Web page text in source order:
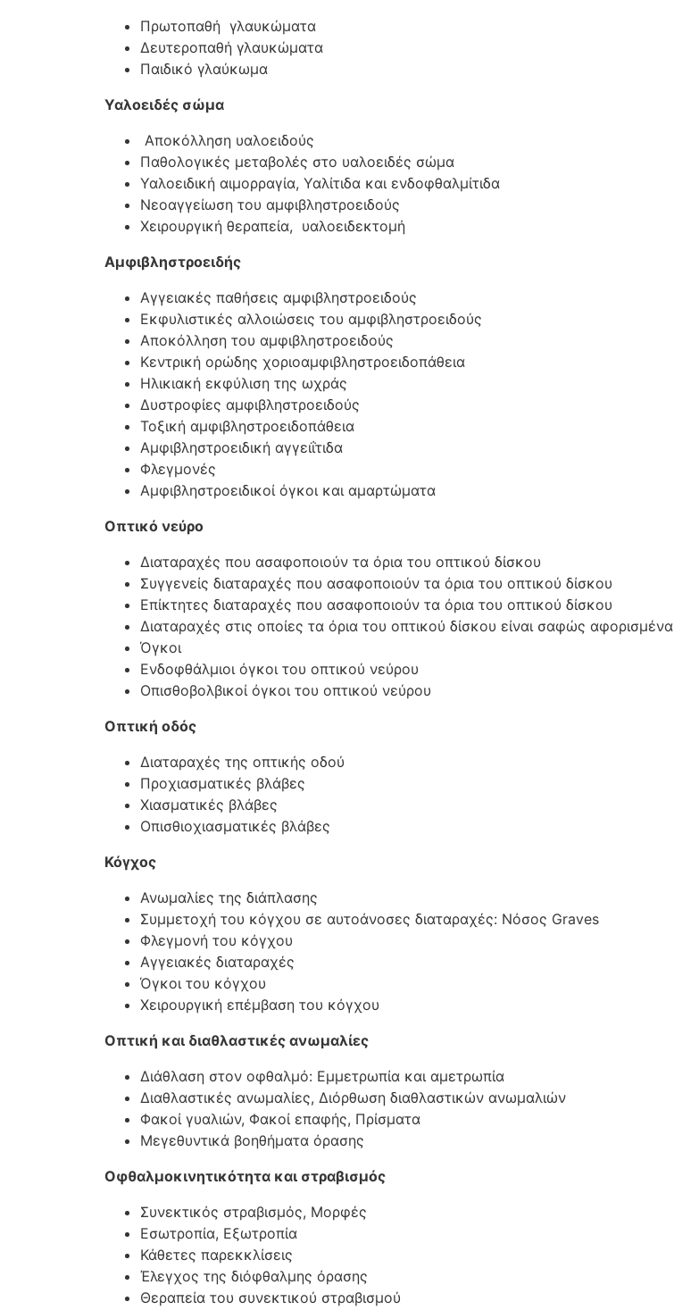
Πρωτοπαθή γλαυκώματα
Δευτεροπαθή γλαυκώματα
Παιδικό γλαύκωμα
Υαλοειδές σώμα
Αποκόλληση υαλοειδούς
Παθολογικές μεταβολές στο υαλοειδές σώμα
Υαλοειδική αιμορραγία, Υαλίτιδα και ενδοφθαλμίτιδα
Νεοαγγείωση του αμφιβληστροειδούς
Χειρουργική θεραπεία, υαλοειδεκτομή
Αμφιβληστροειδής
Αγγειακές παθήσεις αμφιβληστροειδούς
Εκφυλιστικές αλλοιώσεις του αμφιβληστροειδούς
Αποκόλληση του αμφιβληστροειδούς
Κεντρική ορώδης χοριοαμφιβληστροειδοπάθεια
Ηλικιακή εκφύλιση της ωχράς
Δυστροφίες αμφιβληστροειδούς
Τοξική αμφιβληστροειδοπάθεια
Αμφιβληστροειδική αγγειΐτιδα
Φλεγμονές
Αμφιβληστροειδικοί όγκοι και αμαρτώματα
Οπτικό νεύρο
Διαταραχές που ασαφοποιούν τα όρια του οπτικού δίσκου
Συγγενείς διαταραχές που ασαφοποιούν τα όρια του οπτικού δίσκου
Επίκτητες διαταραχές που ασαφοποιούν τα όρια του οπτικού δίσκου
Διαταραχές στις οποίες τα όρια του οπτικού δίσκου είναι σαφώς αφορισμένα
Όγκοι
Ενδοφθάλμιοι όγκοι του οπτικού νεύρου
Οπισθοβολβικοί όγκοι του οπτικού νεύρου
Οπτική οδός
Διαταραχές της οπτικής οδού
Προχιασματικές βλάβες
Χιασματικές βλάβες
Οπισθιοχιασματικές βλάβες
Κόγχος
Ανωμαλίες της διάπλασης
Συμμετοχή του κόγχου σε αυτοάνοσες διαταραχές: Νόσος Graves
Φλεγμονή του κόγχου
Αγγειακές διαταραχές
Όγκοι του κόγχου
Χειρουργική επέμβαση του κόγχου
Οπτική και διαθλαστικές ανωμαλίες
Διάθλαση στον οφθαλμό: Εμμετρωπία και αμετρωπία
Διαθλαστικές ανωμαλίες, Διόρθωση διαθλαστικών ανωμαλιών
Φακοί γυαλιών, Φακοί επαφής, Πρίσματα
Μεγεθυντικά βοηθήματα όρασης
Οφθαλμοκινητικότητα και στραβισμός
Συνεκτικός στραβισμός, Μορφές
Εσωτροπία, Εξωτροπία
Κάθετες παρεκκλίσεις
Έλεγχος της διόφθαλμης όρασης
Θεραπεία του συνεκτικού στραβισμού